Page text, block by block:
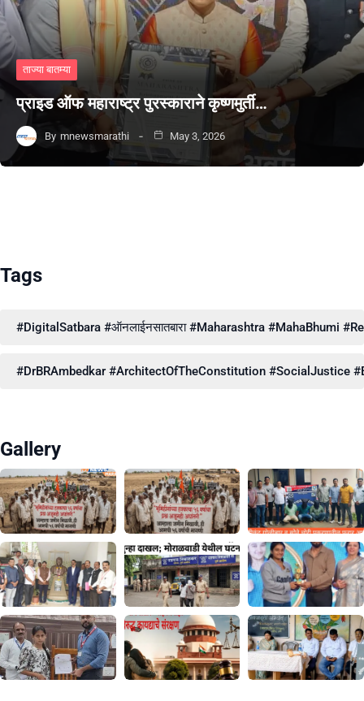
ताज्या बातम्या
प्राइड ऑफ महाराष्ट्र पुरस्काराने कृष्णमुर्ती…
By mnewsmarathi May 3, 2026
Tags
#DigitalSatbara #ऑनलाईनसातबारा #Maharashtra #MahaBhumi
#DrBRAmbedkar #ArchitectOfTheConstitution #SocialJustice
Gallery